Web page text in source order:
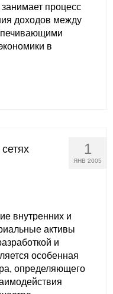
процесс
доходов между
в
1
ЯНВ 2005
внутренних и
активы
и
особенная
определяющего